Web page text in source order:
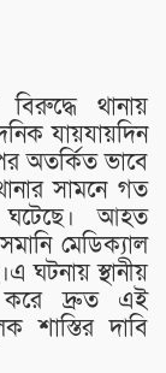
থানায়
যায়যায়দিন
অতর্কিত ভাবে
সামনে গত
ঘটেছে। আহত
মেডিক্যাল
ঘটনায় স্থানীয়
করে দ্রুত এই
শাস্তির দাবি